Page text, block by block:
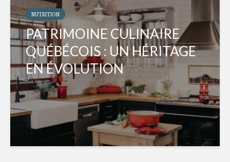
NUTRITION
PATRIMOINE CULINAIRE
QUÉBÉCOIS : UN HÉRITAGE
EN ÉVOLUTION